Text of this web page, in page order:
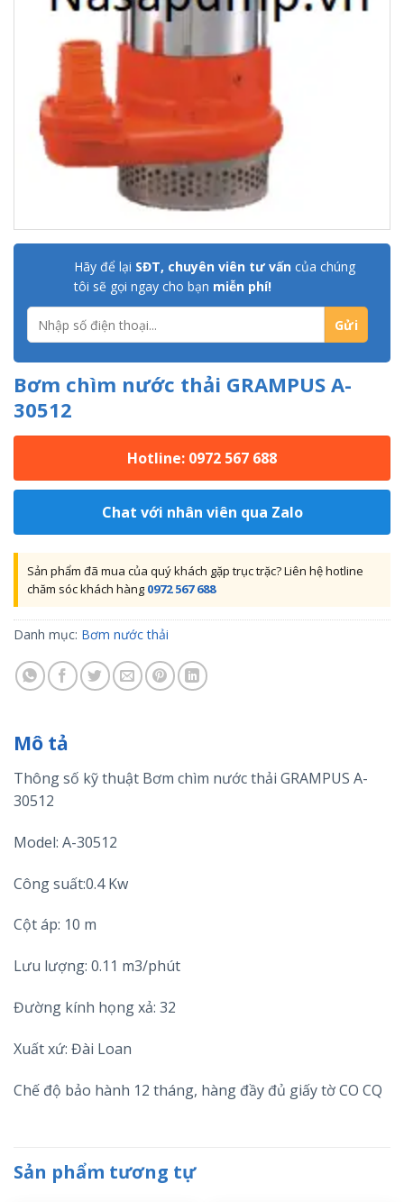
Hãy để lại SĐT, chuyên viên tư vấn của chúng
tôi sẽ gọi ngay cho bạn miễn phí!
Bơm chìm nước thải GRAMPUS A-
30512
Hotline: 0972 567 688
Chat với nhân viên qua Zalo
Sản phẩm đã mua của quý khách gặp trục trặc? Liên hệ hotline
chăm sóc khách hàng 0972 567 688
Danh mục: Bơm nước thải
Mô tả
Thông số kỹ thuật Bơm chìm nước thải GRAMPUS A-
30512
Model: A-30512
Công suất:0.4 Kw
Cột áp: 10 m
Lưu lượng: 0.11 m3/phút
Đường kính họng xả: 32
Xuất xứ: Đài Loan
Chế độ bảo hành 12 tháng, hàng đầy đủ giấy tờ CO CQ
Sản phẩm tương tự